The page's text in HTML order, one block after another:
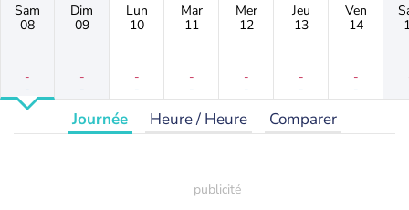
Sam
08
-
-
Dim
09
-
-
Lun
10
-
-
Mar
11
-
-
Mer
12
-
-
Jeu
13
-
-
Ven
14
-
-
Journée Heure / Heure Comparer